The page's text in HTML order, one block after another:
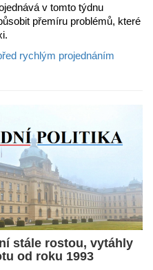
v tomto týdnu
přemíru problémů, které
rychlým projednáním
stále rostou, vytáhly
od roku 1993